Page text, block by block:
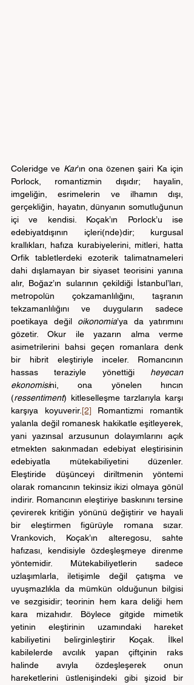
Coleridge ve Kar’ın ona özenen şairi Ka için
Porlock, romantizmin dışıdır; hayalin,
imgeliğin, esrimelerin ve ilhamın dışı,
gerçekliğin, hayatın, dünyanın somutluğunun
içi ve kendisi. Koçak’ın Porlock’u ise
edebiyatdışının içleri(nde)dir; kurgusal
krallıkları, hafıza kurabiyelerini, mitleri, hatta
Orfik tabletlerdeki ezoterik talimatnameleri
dahi dışlamayan bir siyaset teorisini yanına
alır, Boğaz’ın sularının çekildiği İstanbul’ları,
metropolün çokzamanlılığını, taşranın
tekzamanlılığını ve duyguların sadece
poetikaya değil oikonomia’ya da yatırımını
gözetir. Okur ile yazarın alma verme
asimetrilerini bahsi geçen romanlara denk
bir hibrit eleştiriyle inceler. Romancının
hassas teraziyle yönettiği heyecan
ekonomisini, ona yönelen hıncın
(ressentiment) kitleselleşme tarzlarıyla karşı
karşıya koyuverir.[2] Romantizmi romantik
yalanla değil romanesk hakikatle eşitleyerek,
yani yazınsal arzusunun dolayımlarını açık
etmekten sakınmadan edebiyat eleştirisinin
edebiyatla mütekabiliyetini düzenler.
Eleştiride düşünceyi diriltmenin yöntemi
olarak romancının tekinsiz ikizi olmaya gönül
indirir. Romancının eleştiriye baskınını tersine
çevirerek kritiğin yönünü değiştirir ve hayali
bir eleştirmen figürüyle romana sızar.
Vrankovich, Koçak’ın alteregosu, sahte
hafızası, kendisiyle özdeşleşmeye direnme
yöntemidir. Mütekabiliyetlerin sadece
uzlaşımlarla, iletişimle değil çatışma ve
uyuşmazlıkla da mümkün olduğunun bilgisi
ve sezgisidir; teorinin hem kara deliği hem
kara mizahıdır. Böylece gitgide mimetik
yetinin eleştirinin uzamındaki hareket
kabiliyetini belirginleştirir Koçak. İlkel
kabilelerde avcılık yapan çiftçinin raks
halinde avıyla özdeşleşerek onun
hareketlerini üstlenişindeki gibi şizoid bir